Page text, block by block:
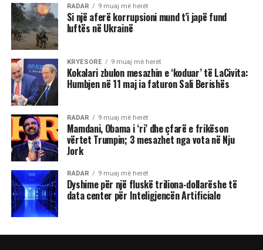
RADAR 9 muaj më herët
Si një aferë korrupsioni mund t’i japë fund
luftës në Ukrainë
KRYESORE 9 muaj më herët
Kokalari zbulon mesazhin e ‘koduar’ të LaCivita:
Humbjen në 11 maj ia faturon Sali Berishës
RADAR 9 muaj më herët
Mamdani, Obama i ‘ri’ dhe çfarë e frikëson
vërtet Trumpin; 3 mesazhet nga vota në Nju
Jork
RADAR 9 muaj më herët
Dyshime për një fluskë triliona-dollarëshe të
data center për Inteligjencën Artificiale